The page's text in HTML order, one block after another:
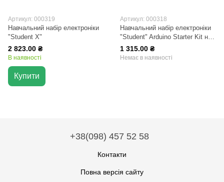
Артикул: 000319
Навчальний набір електроніки
"Student X"
2 823.00 ₴
В наявності
Купити
Артикул: 000318
Навчальний набір електроніки
"Student" Arduino Starter Kit на
базі Uno R3 (7 проектів) у кейсі
1 315.00 ₴
Немає в наявності
+38(098) 457 52 58
Контакти
Повна версія сайту